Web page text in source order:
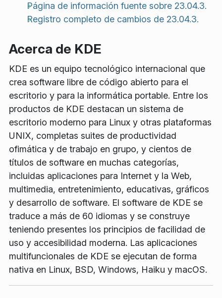
Página de información fuente sobre 23.04.3.
Registro completo de cambios de 23.04.3.
Acerca de KDE
KDE es un equipo tecnológico internacional que
crea software libre de código abierto para el
escritorio y para la informática portable. Entre los
productos de KDE destacan un sistema de
escritorio moderno para Linux y otras plataformas
UNIX, completas suites de productividad
ofimática y de trabajo en grupo, y cientos de
títulos de software en muchas categorías,
incluidas aplicaciones para Internet y la Web,
multimedia, entretenimiento, educativas, gráficos
y desarrollo de software. El software de KDE se
traduce a más de 60 idiomas y se construye
teniendo presentes los principios de facilidad de
uso y accesibilidad moderna. Las aplicaciones
multifuncionales de KDE se ejecutan de forma
nativa en Linux, BSD, Windows, Haiku y macOS.